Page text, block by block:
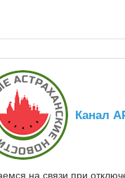
Канал
на связи при